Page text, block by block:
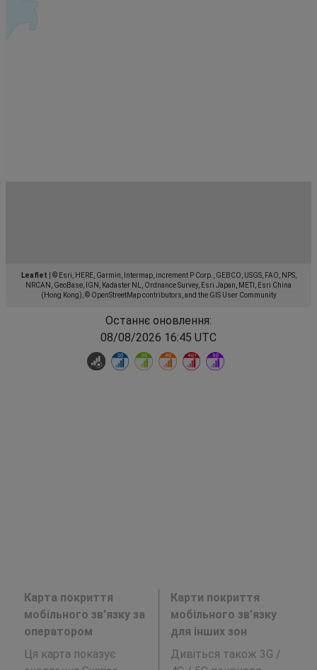
Leaflet
© Esri, HERE, Garmin, Intermap, increment P Corp., GEBCO, USGS, FAO, NPS,
NRCAN, GeoBase, IGN, Kadaster NL, Ordnance Survey, Esri Japan, METI, Esri China
(Hong Kong), © OpenStreetMap contributors, and the GIS User Community
Останнє оновлення:
08/08/2026 16:45 UTC
Карта покриття
мобільного зв’язку за
оператором
Ця карта показує
Карти покриття
мобільного зв’язку
для інших зон
Дивіться також 3G /